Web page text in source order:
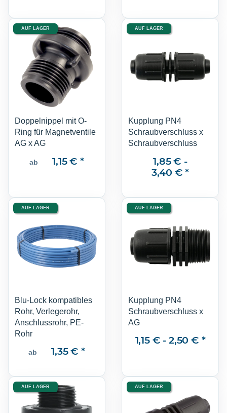
AUF LAGER
Doppelnippel mit O-
Ring für Magnetventile
AG x AG
ab 1,15 € *
AUF LAGER
Kupplung PN4
Schraubverschluss x
Schraubverschluss
1,85 € -
3,40 €*
AUF LAGER
Blu-Lock kompatibles
Rohr, Verlegerohr,
Anschlussrohr, PE-
Rohr
ab 1,35 € *
AUF LAGER
Kupplung PN4
Schraubverschluss x
AG
1,15 € - 2,50 € *
AUF LAGER AUF LAGER